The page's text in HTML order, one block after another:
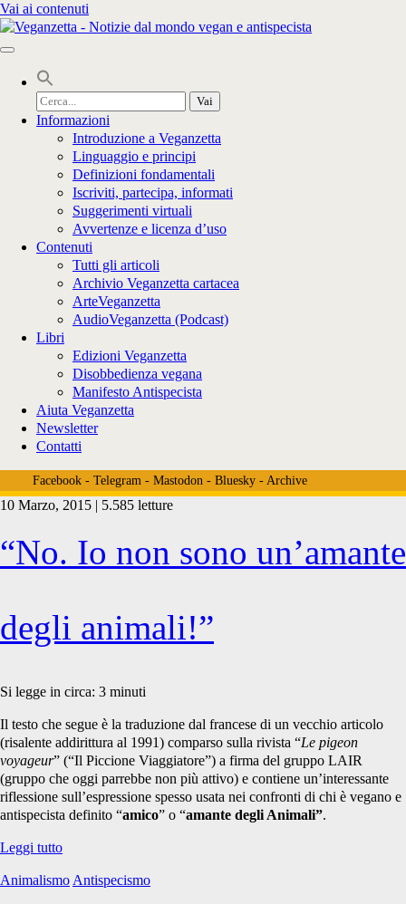
Vai ai contenuti
Cerca
per:
Informazioni
Introduzione a Veganzetta
Linguaggio e principi
Definizioni fondamentali
Iscriviti, partecipa, informati
Suggerimenti virtuali
Avvertenze e licenza d’uso
Contenuti
Tutti gli articoli
Archivio Veganzetta cartacea
ArteVeganzetta
AudioVeganzetta (Podcast)
Libri
Edizioni Veganzetta
Disobbedienza vegana
Manifesto Antispecista
Aiuta Veganzetta
Newsletter
Contatti
Facebook- Telegram- Mastodon- Bluesky- Archive
Tag:
<span>amico
degli
animali</span>
10 Marzo, 2015 | 5.585 letture
“No. Io non sono un’amante
degli animali!”
Si legge in circa: 3 minuti
Il testo che segue è la traduzione dal francese di un vecchio articolo
(risalente addirittura al 1991) comparso sulla rivista “Le pigeon
voyageur” (“Il Piccione Viaggiatore”) a firma del gruppo LAIR
(gruppo che oggi parrebbe non più attivo) e contiene un’interessante
riflessione sull’espressione spesso usata nei confronti di chi è vegano e
antispecista definito “amico” o “amante degli Animali”.
Leggi tutto“No.
non
Animalismo Antispecismo